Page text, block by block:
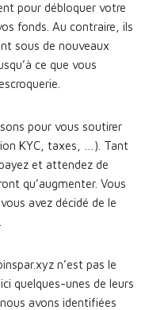
pour débloquer votre
fonds. Au contraire, ils
sous de nouveaux
ce que vous
pour vous soutirer
KYC, taxes, …). Tant
et attendez de
qu’augmenter. Vous
avez décidé de le
n’est pas le
quelques-unes de leurs
avons identifiées